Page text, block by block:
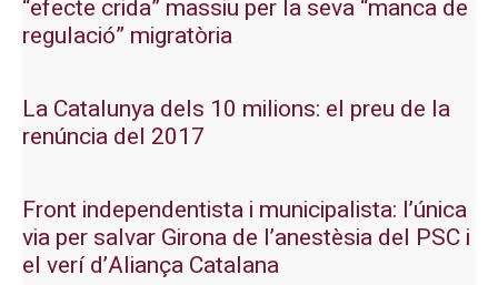
“efecte crida” massiu per la seva “manca de
regulació” migratòria
La Catalunya dels 10 milions: el preu de la
renúncia del 2017
Front independentista i municipalista: l’única
via per salvar Girona de l’anestèsia del PSC i
el verí d’Aliança Catalana